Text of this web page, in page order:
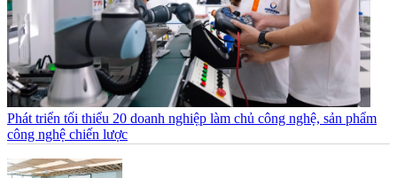
Phát triển tối thiểu 20 doanh nghiệp làm chủ công nghệ, sản phẩm
công nghệ chiến lược